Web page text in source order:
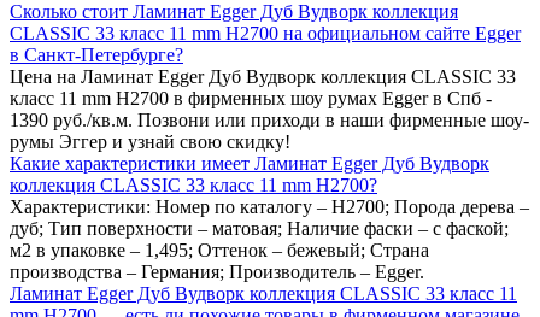
Сколько стоит Ламинат Egger Дуб Вудворк коллекция
CLASSIC 33 класс 11 mm H2700 на официальном сайте Egger
в Санкт-Петербурге?
Цена на Ламинат Egger Дуб Вудворк коллекция CLASSIC 33
класс 11 mm H2700 в фирменных шоу румах Egger в Спб -
1390 руб./кв.м. Позвони или приходи в наши фирменные шоу-
румы Эггер и узнай свою скидку!
Какие характеристики имеет Ламинат Egger Дуб Вудворк
коллекция CLASSIC 33 класс 11 mm H2700?
Характеристики: Номер по каталогу – H2700; Порода дерева –
дуб; Тип поверхности – матовая; Наличие фаски – с фаской;
м2 в упаковке – 1,495; Оттенок – бежевый; Страна
производства – Германия; Производитель – Egger.
Ламинат Egger Дуб Вудворк коллекция CLASSIC 33 класс 11